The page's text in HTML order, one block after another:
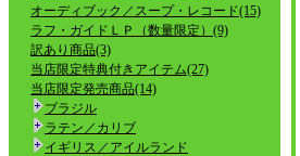
オーディブック／スープ・レコード(15)
ラフ・ガイドＬＰ（数量限定）(9)
訳あり商品(3)
当店限定特典付きアイテム(27)
当店限定発売商品(14)
ブラジル
ラテン／カリブ
イギリス／アイルランド